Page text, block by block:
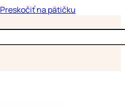
Preskočiť na pätičku